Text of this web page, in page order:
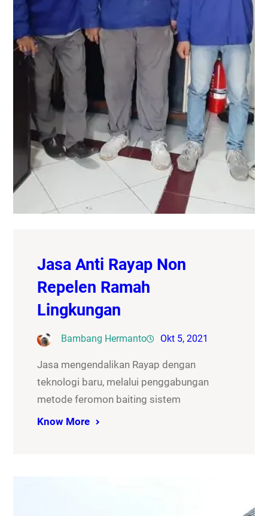
Jasa Anti Rayap Non
Repelen Ramah
Lingkungan
Bambang Hermanto Okt 5, 2021
Jasa mengendalikan Rayap dengan
teknologi baru, melalui penggabungan
metode feromon baiting sistem
Know More